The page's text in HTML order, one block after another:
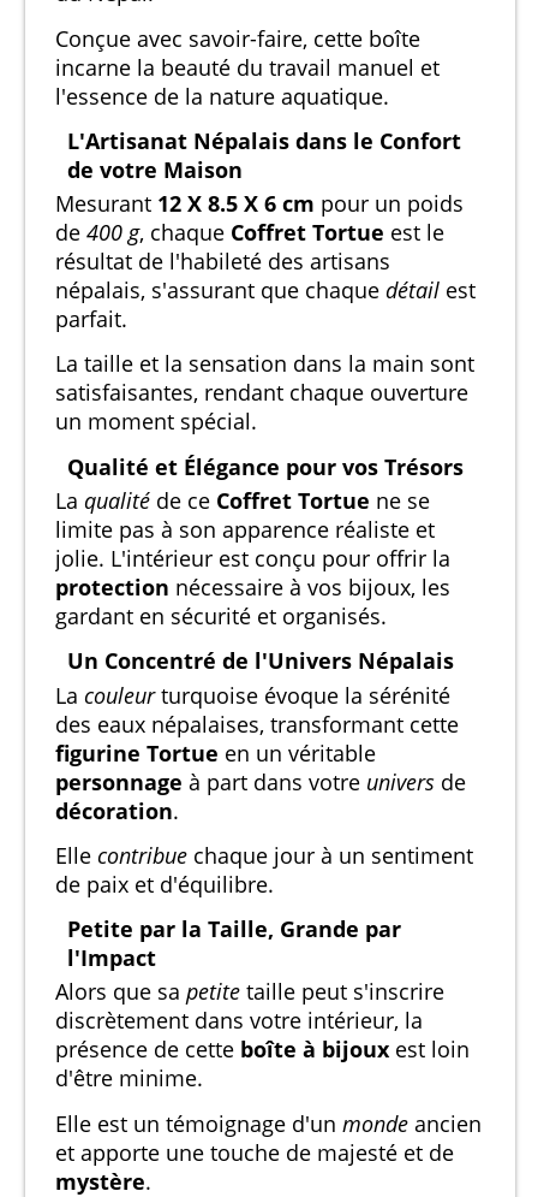
Conçue avec savoir-faire, cette boîte
incarne la beauté du travail manuel et
l'essence de la nature aquatique.
L'Artisanat Népalais dans le Confort
de votre Maison
Mesurant 12 X 8.5 X 6 cm pour un poids
de 400 g, chaque Coffret Tortue est le
résultat de l'habileté des artisans
népalais, s'assurant que chaque détail est
parfait.
La taille et la sensation dans la main sont
satisfaisantes, rendant chaque ouverture
un moment spécial.
Qualité et Élégance pour vos Trésors
La qualité de ce Coffret Tortue ne se
limite pas à son apparence réaliste et
jolie. L'intérieur est conçu pour offrir la
protection nécessaire à vos bijoux, les
gardant en sécurité et organisés.
Un Concentré de l'Univers Népalais
La couleurturquoise évoque la sérénité
des eaux népalaises, transformant cette
figurine Tortue en un véritable
personnage à part dans votre univers de
décoration.
Elle contribue chaque jour à un sentiment
de paix et d'équilibre.
Petite par la Taille, Grande par
l'Impact
Alors que sa petite taille peut s'inscrire
discrètement dans votre intérieur, la
présence de cette boîte à bijoux est loin
d'être minime.
Elle est un témoignage d'un monde ancien
et apporte une touche de majesté et de
mystère.